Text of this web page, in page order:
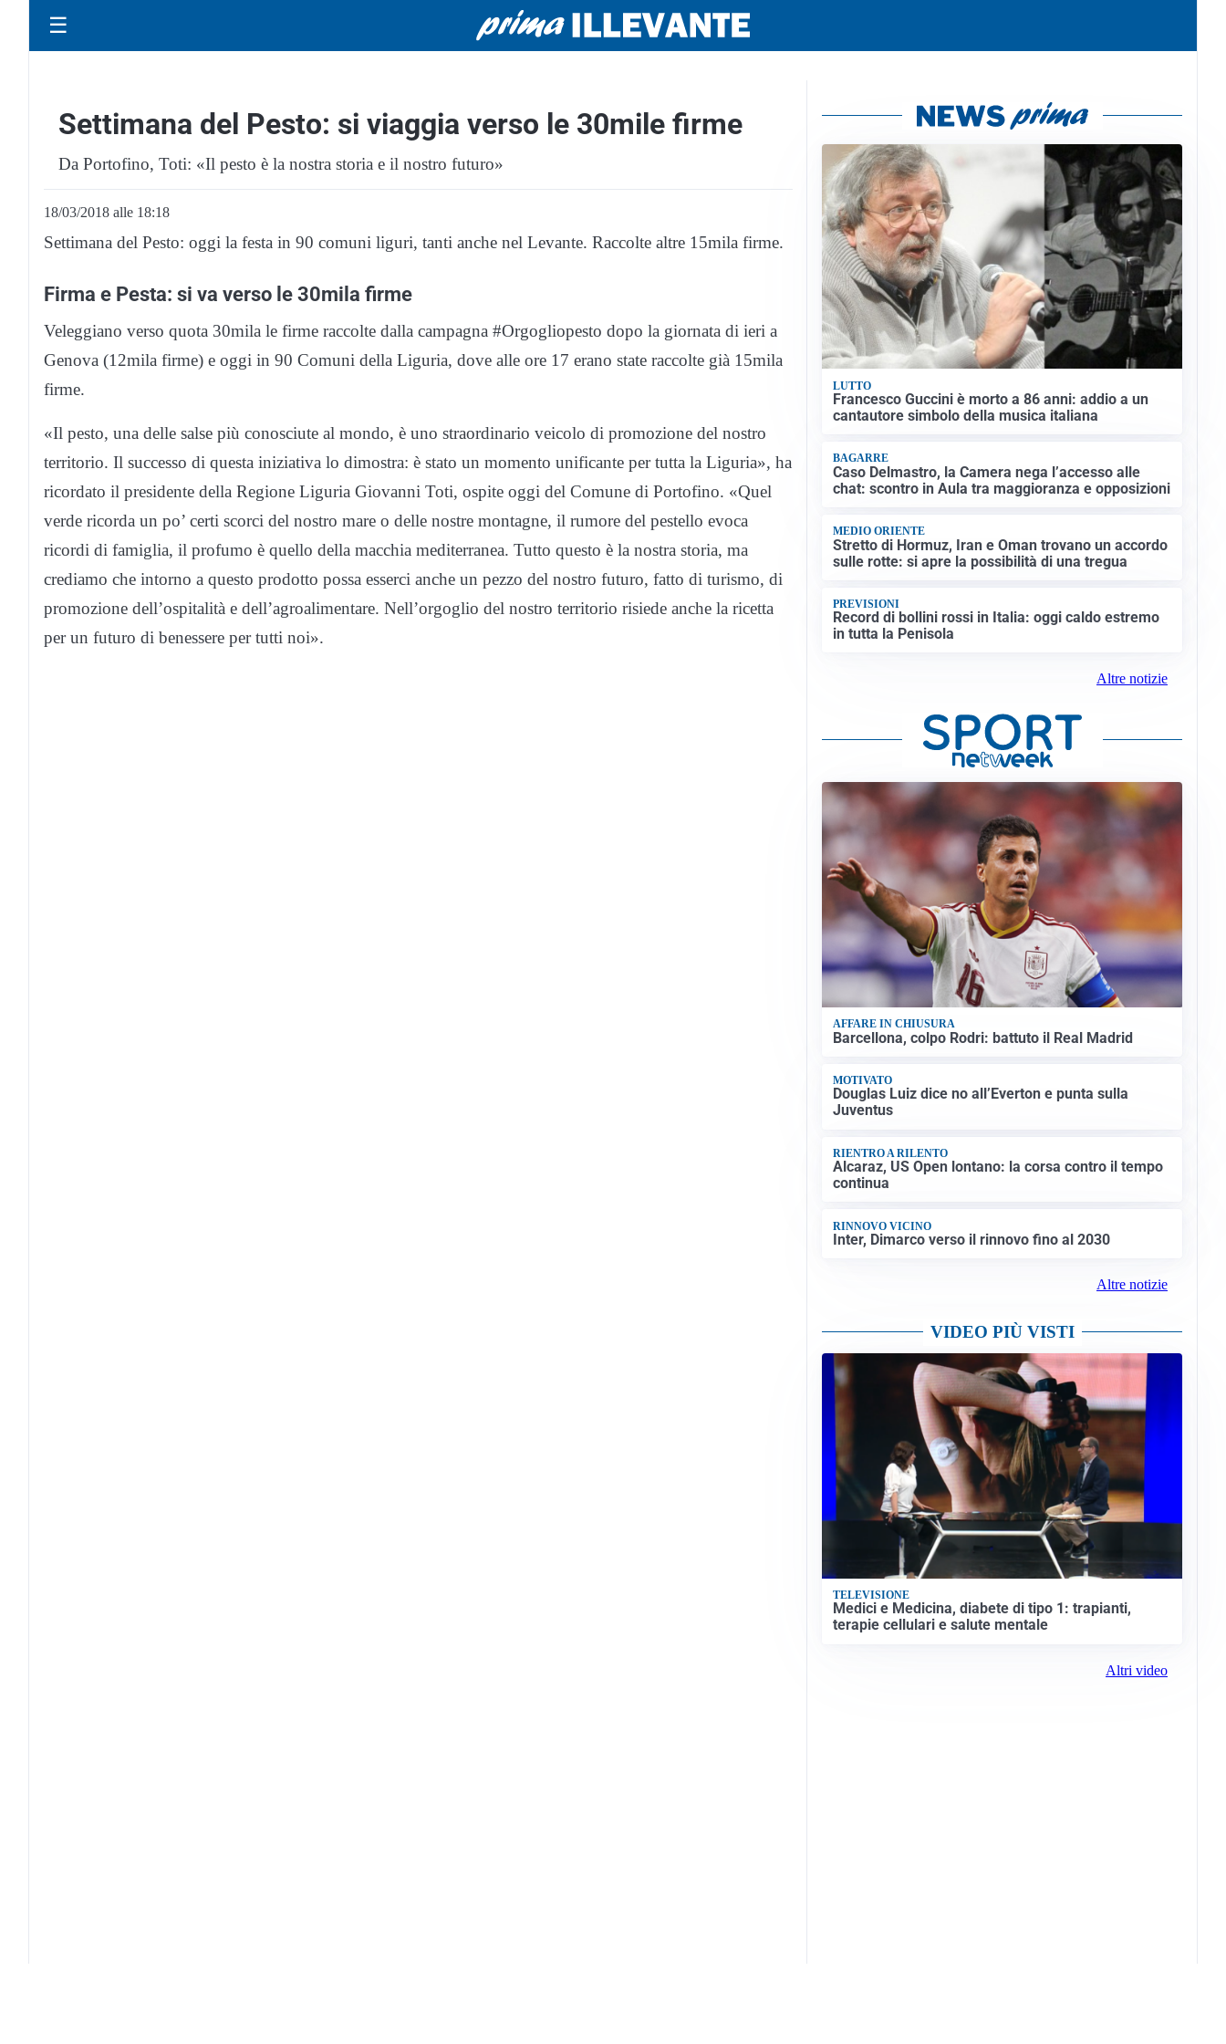
☰
Settimana del Pesto: si viaggia verso le 30mile firme
Da Portofino, Toti: «Il pesto è la nostra storia e il nostro futuro»
18/03/2018 alle 18:18
Settimana del Pesto: oggi la festa in 90 comuni liguri, tanti anche nel Levante. Raccolte altre 15mila firme.
Firma e Pesta: si va verso le 30mila firme
Veleggiano verso quota 30mila le firme raccolte dalla campagna #Orgogliopesto dopo la giornata di ieri a
Genova (12mila firme) e oggi in 90 Comuni della Liguria, dove alle ore 17 erano state raccolte già 15mila
firme.
«Il pesto, una delle salse più conosciute al mondo, è uno straordinario veicolo di promozione del nostro
territorio. Il successo di questa iniziativa lo dimostra: è stato un momento unificante per tutta la Liguria», ha
ricordato il presidente della Regione Liguria Giovanni Toti, ospite oggi del Comune di Portofino. «Quel
verde ricorda un po’ certi scorci del nostro mare o delle nostre montagne, il rumore del pestello evoca
ricordi di famiglia, il profumo è quello della macchia mediterranea. Tutto questo è la nostra storia, ma
crediamo che intorno a questo prodotto possa esserci anche un pezzo del nostro futuro, fatto di turismo, di
promozione dell’ospitalità e dell’agroalimentare. Nell’orgoglio del nostro territorio risiede anche la ricetta
per un futuro di benessere per tutti noi».
LUTTO
Francesco Guccini è morto a 86 anni: addio a un
cantautore simbolo della musica italiana
BAGARRE
Caso Delmastro, la Camera nega l’accesso alle
chat: scontro in Aula tra maggioranza e opposizioni
MEDIO ORIENTE
Stretto di Hormuz, Iran e Oman trovano un accordo
sulle rotte: si apre la possibilità di una tregua
PREVISIONI
Record di bollini rossi in Italia: oggi caldo estremo
in tutta la Penisola
Altre notizie
AFFARE IN CHIUSURA
Barcellona, colpo Rodri: battuto il Real Madrid
MOTIVATO
Douglas Luiz dice no all’Everton e punta sulla
Juventus
RIENTRO A RILENTO
Alcaraz, US Open lontano: la corsa contro il tempo
continua
RINNOVO VICINO
Inter, Dimarco verso il rinnovo fino al 2030
Altre notizie
VIDEO PIÙ VISTI
TELEVISIONE
Medici e Medicina, diabete di tipo 1: trapianti,
terapie cellulari e salute mentale
Altri video